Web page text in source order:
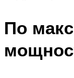
По